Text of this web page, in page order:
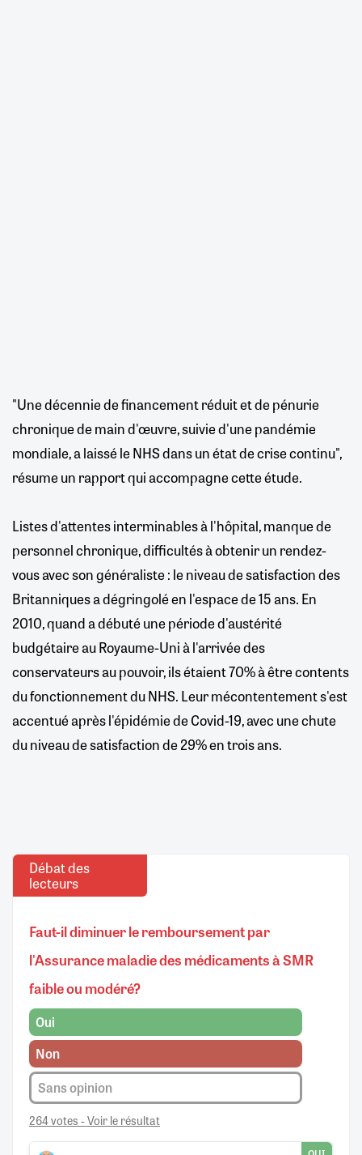
"Une décennie de financement réduit et de pénurie
chronique de main d'œuvre, suivie d'une pandémie
mondiale, a laissé le NHS dans un état de crise continu",
résume un rapport qui accompagne cette étude.
Listes d'attentes interminables à l'hôpital, manque de
personnel chronique, difficultés à obtenir un rendez-
vous avec son généraliste : le niveau de satisfaction des
Britanniques a dégringolé en l'espace de 15 ans. En
2010, quand a débuté une période d'austérité
budgétaire au Royaume-Uni à l'arrivée des
conservateurs au pouvoir, ils étaient 70% à être contents
du fonctionnement du NHS. Leur mécontentement s'est
accentué après l'épidémie de Covid-19, avec une chute
du niveau de satisfaction de 29% en trois ans.
Débat des
lecteurs
Faut-il diminuer le remboursement par
l'Assurance maladie des médicaments à SMR
faible ou modéré?
Oui
Non
Sans opinion
264 votes - Voir le résultat